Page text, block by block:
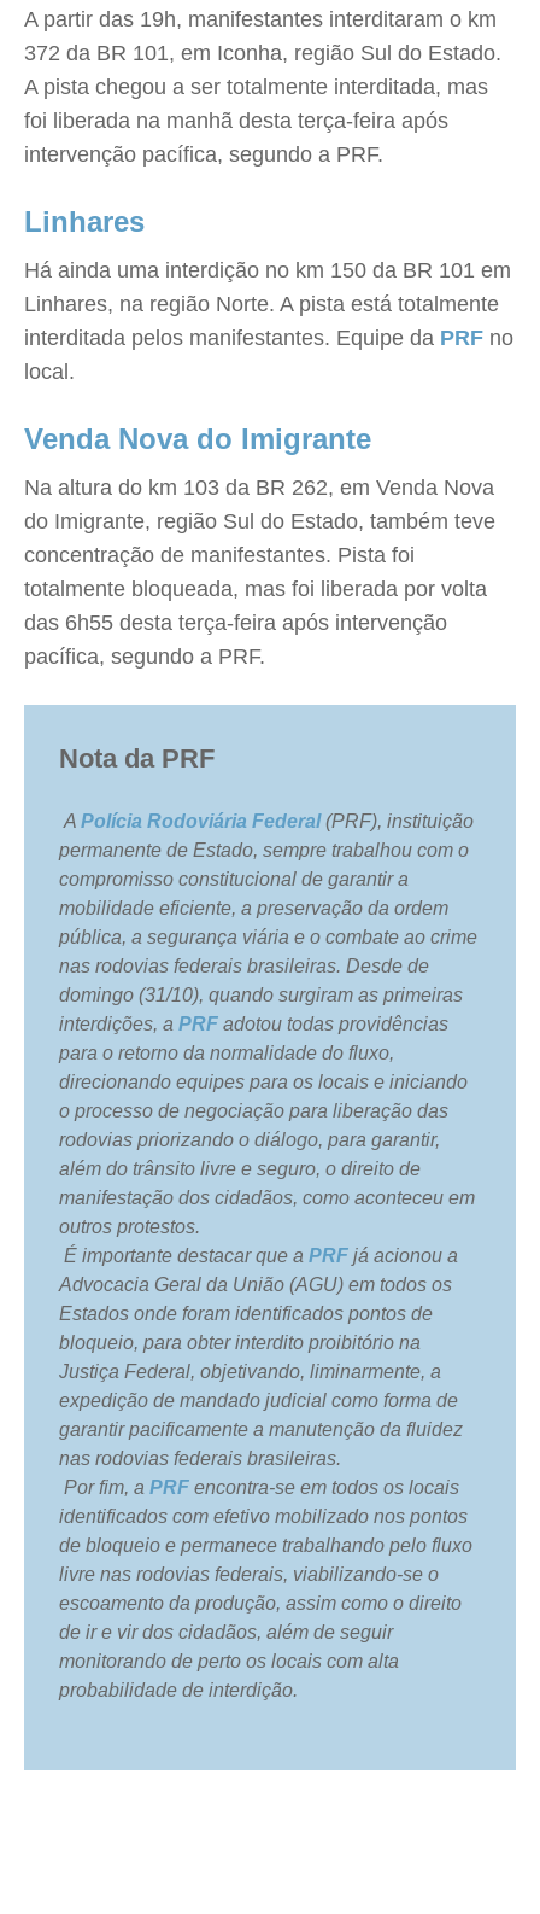
A partir das 19h, manifestantes interditaram o km
372 da BR 101, em Iconha, região Sul do Estado.
A pista chegou a ser totalmente interditada, mas
foi liberada na manhã desta terça-feira após
intervenção pacífica, segundo a PRF.
Linhares
Há ainda uma interdição no km 150 da BR 101 em
Linhares, na região Norte. A pista está totalmente
interditada pelos manifestantes. Equipe da PRF no
local.
Venda Nova do Imigrante
Na altura do km 103 da BR 262, em Venda Nova
do Imigrante, região Sul do Estado, também teve
concentração de manifestantes. Pista foi
totalmente bloqueada, mas foi liberada por volta
das 6h55 desta terça-feira após intervenção
pacífica, segundo a PRF.
Nota da PRF
A Polícia Rodoviária Federal(PRF), instituição
permanente de Estado, sempre trabalhou com o
compromisso constitucional de garantir a
mobilidade eficiente, a preservação da ordem
pública, a segurança viária e o combate ao crime
nas rodovias federais brasileiras. Desde de
domingo (31/10), quando surgiram as primeiras
interdições, a PRF adotou todas providências
para o retorno da normalidade do fluxo,
direcionando equipes para os locais e iniciando
o processo de negociação para liberação das
rodovias priorizando o diálogo, para garantir,
além do trânsito livre e seguro, o direito de
manifestação dos cidadãos, como aconteceu em
outros protestos.
É importante destacar que a PRF já acionou a
Advocacia Geral da União (AGU) em todos os
Estados onde foram identificados pontos de
bloqueio, para obter interdito proibitório na
Justiça Federal, objetivando, liminarmente, a
expedição de mandado judicial como forma de
garantir pacificamente a manutenção da fluidez
nas rodovias federais brasileiras.
Por fim, a PRF encontra-se em todos os locais
identificados com efetivo mobilizado nos pontos
de bloqueio e permanece trabalhando pelo fluxo
livre nas rodovias federais, viabilizando-se o
escoamento da produção, assim como o direito
de ir e vir dos cidadãos, além de seguir
monitorando de perto os locais com alta
probabilidade de interdição.